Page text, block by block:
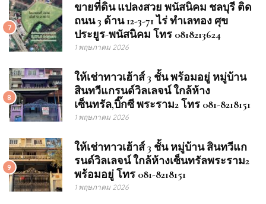
7
ขายที่ดิน แปลงสวย พนัสนิคม ชลบุรี ติด
ถนน 3 ด้าน 12-3-71 ไร่ ทำเลทอง ศุข
ประยูร-พนัสนิคม โทร 0818213624
1 พฤษภาคม 2026
8
ให้เช่าทาวเฮ้าส์ 3 ชั้น พร้อมอยู่ หมู่บ้าน
สินทวีแกรนด์วิลเลจน์ ใกล้ห้าง
เซ็นทรัล,บิ๊กซี พระราม2 โทร 081-8218151
1 พฤษภาคม 2026
9
ให้เช่าทาวเฮ้าส์ 3 ชั้น หมู่บ้าน สินทวีแก
รนด์วิลเลจน์ ใกล้ห้างเซ็นทรัลพระราม2
พร้อมอยู่ โทร 081-8218151
1 พฤษภาคม 2026